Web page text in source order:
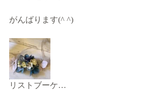
がんばります(^ ^)
リストブーケ…